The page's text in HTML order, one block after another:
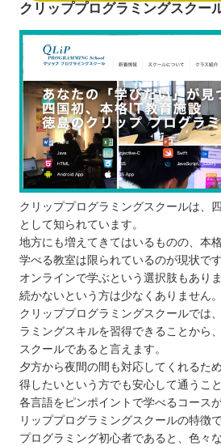
クリッププログラミングスクー
クリッププログラミングスクールは、
として知られています。
地方にも増えてきてはいるものの、本
学べる教室は限られているのが現状です
オンラインで学ぶという選択肢もあり
続かないという方は少なくありません。
クリッププログラミングスクールでは
ラミングスキルを習得できることから
スクールであると言えます。
夕方から夜間の間も対応してくれるた
得したいという方でも安心して通うこ
各言語をピンポイントで学べるコース
リッププログラミングスクールの特徴で
プログラミング初心者であると、色々